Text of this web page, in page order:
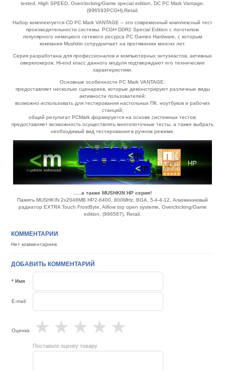
tested, High SPEED, Overclocking/Game special edition, DC PC Mark Vantage,
(996593PCGH),Retail.
Набор комплектуется CD PC Mark VANTAGE – это современный комплексный тест
производительности системы. PCGH DDR2 Special Edition с логотипом
популярного немецкого сетевого ресурса PC Games Hardware, с которым
компания Mushkin сотрудничает на протяжении многих лет.
Серия разработана для профессионалов и компьютерных энтузиастов, активных
оверклокеров. Hi-end класс данного модуля подтверждают его технические
характеристики.
Основные особенности PC Mark VANTAGE:
предоставляет несколько сценариев, которые демонстрируют различные виды
активности пользователей;
возможно использовать для тестирования настольных ПК, ноутбуков и рабочих
станций;
общий результат PCMark формируется на основе системных тестов;
предоставляет возможность осуществлять многопоточные тесты, а также выбрать
необходимый вид тестирования в ручном режиме.
…..а также MUSHKIN HP серия!
Память MUSHKIN 2x2048MB HP2-6400, 800MHz, BGA, 5-4-4-12, Алюминиевый
радиатор EXTRA Touch FrostByte, Aiflow top open systeme, Overclocking/Game
edition, (996587), Retail.
КОММЕНТАРИИ
Нет комментариев
ДОБАВИТЬ КОММЕНТАРИЙ
* Имя
E-mail
Оценка ★
★
★
★
★
Поставьте оценку товару